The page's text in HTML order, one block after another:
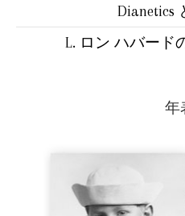
Dianetics
L. ロン ハバード
年